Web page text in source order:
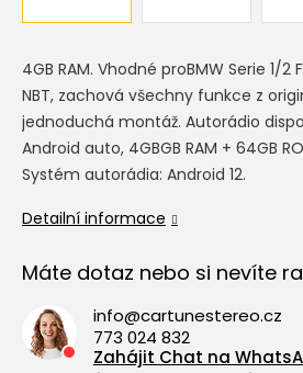
4GB RAM. Vhodné proBMW Serie 1/2
NBT, zachová všechny funkce z
jednoduchá montáž. Autorádio
Android auto, 4GBGB RAM + 64GB
Systém autorádia: Android 12.
Detailní informace
Máte dotaz nebo si nevíte
info@cartunestereo.cz
773 024 832
Zahájit Chat na